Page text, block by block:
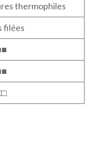
thermophiles
filées